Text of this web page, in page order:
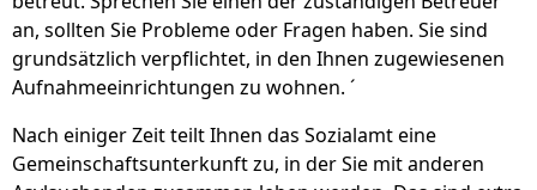
an, sollten Sie Probleme oder Fragen haben. Sie sind
grundsätzlich verpflichtet, in den Ihnen zugewiesenen
Aufnahmeeinrichtungen zu wohnen. ´
Nach einiger Zeit teilt Ihnen das Sozialamt eine
Gemeinschaftsunterkunft zu, in der Sie mit anderen